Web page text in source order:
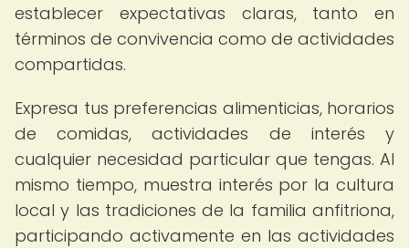
establecer expectativas claras, tanto en
términos de convivencia como de actividades
compartidas.
Expresa tus preferencias alimenticias, horarios
de comidas, actividades de interés y
cualquier necesidad particular que tengas. Al
mismo tiempo, muestra interés por la cultura
local y las tradiciones de la familia anfitriona,
participando activamente en las actividades